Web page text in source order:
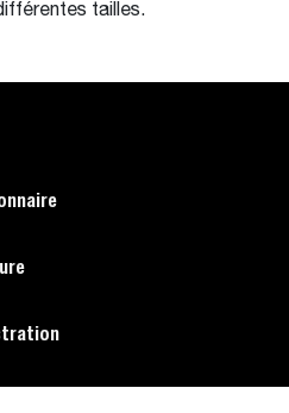
tailles.